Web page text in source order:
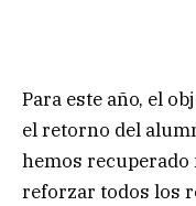
Para este año, el
el retorno del
hemos recuperado
reforzar todos los